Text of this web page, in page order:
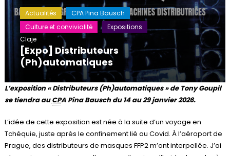
Actualités
CPA Pina Bausch
Culture et convivialité
Expositions
Claje
[Expo] Distributeurs
(Ph)automatiques
L’exposition « Distributeurs (Ph)automatiques » de Tony Goupil
se tiendra auCPA Pina Bausch du 14 au 29 janvier 2026.
L’idée de cette exposition est née à la suite d’un voyage en
Tchéquie, juste après le confinement lié au Covid. À l’aéroport de
Prague, des distributeurs de masques FFP2 m’ont interpellée. J’ai